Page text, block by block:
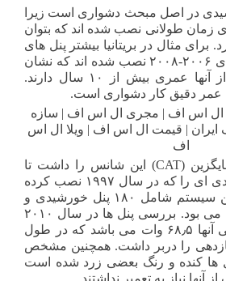
در اصل مبحث دشواری است زیرا
زمان طولانی نصب شده اند که بتوان
برای مثال در بریتانیا بیشتر پنل های
خورشیدی در سال های ۲۰۰۶-۲۰۰۸ نصب شده اند که نشان
می دهد تنها بخشی از آنها عمری بیش از ۱۰ سال دارند.
عمر دقیق کار دشواری است.
مرکز فناوری های جایگزین (CAT) این شانس را داشت تا
بتواند سیستم خورشیدی ای را که در سال ۱۹۹۷ نصب کرده
بودند، بررسی کند. این سیستم شامل ۱۸۰ پنل خورشیدی و
توان خروجی ۷۵ وات می بود. بررسی پنل ها در سال ۲۰۱۰
نشان داد توان خروجی آنها ۶۸٫۵ وات می باشد که در طول
کاهش ۹% بازدهی را دربر داشت. همچنین مشخص
کنده و رنگ بعضی زرد شده است
آنها نیاز به تعمیر نداشتند.